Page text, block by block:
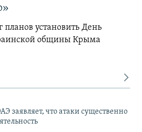
планов установить День
общины Крыма
заявляет, что атаки существенно